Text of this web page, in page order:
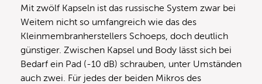
Mit zwölf Kapseln ist das russische System zwar bei
Weitem nicht so umfangreich wie das des
Kleinmembranherstellers Schoeps, doch deutlich
günstiger. Zwischen Kapsel und Body lässt sich bei
Bedarf ein Pad (-10 dB) schrauben, unter Umständen
auch zwei. Für jedes der beiden Mikros des